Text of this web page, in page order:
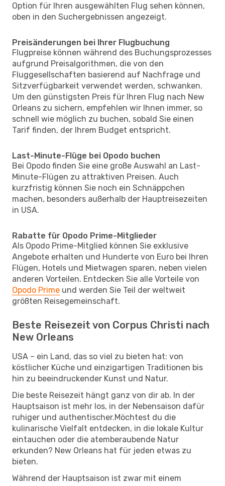
Option für Ihren ausgewählten Flug sehen können,
oben in den Suchergebnissen angezeigt.
Preisänderungen bei Ihrer Flugbuchung
Flugpreise können während des Buchungsprozesses
aufgrund Preisalgorithmen, die von den
Fluggesellschaften basierend auf Nachfrage und
Sitzverfügbarkeit verwendet werden, schwanken.
Um den günstigsten Preis für Ihren Flug nach New
Orleans zu sichern, empfehlen wir Ihnen immer, so
schnell wie möglich zu buchen, sobald Sie einen
Tarif finden, der Ihrem Budget entspricht.
Last-Minute-Flüge bei Opodo buchen
Bei Opodo finden Sie eine große Auswahl an Last-
Minute-Flügen zu attraktiven Preisen. Auch
kurzfristig können Sie noch ein Schnäppchen
machen, besonders außerhalb der Hauptreisezeiten
in USA.
Rabatte für Opodo Prime-Mitglieder
Als Opodo Prime-Mitglied können Sie exklusive
Angebote erhalten und Hunderte von Euro bei Ihren
Flügen, Hotels und Mietwagen sparen, neben vielen
anderen Vorteilen. Entdecken Sie alle Vorteile von
Opodo Prime und werden Sie Teil der weltweit
größten Reisegemeinschaft.
Beste Reisezeit von Corpus Christi nach
New Orleans
USA – ein Land, das so viel zu bieten hat: von
köstlicher Küche und einzigartigen Traditionen bis
hin zu beeindruckender Kunst und Natur.
Die beste Reisezeit hängt ganz von dir ab. In der
Hauptsaison ist mehr los, in der Nebensaison dafür
ruhiger und authentischer.Möchtest du die
kulinarische Vielfalt entdecken, in die lokale Kultur
eintauchen oder die atemberaubende Natur
erkunden? New Orleans hat für jeden etwas zu
bieten.
Während der Hauptsaison ist zwar mit einem